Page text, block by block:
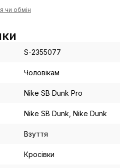
чи обмін
S-2355077
Чоловікам
Nike SB Dunk Pro
Nike SB Dunk, Nike Dunk
Взуття
Кросівки